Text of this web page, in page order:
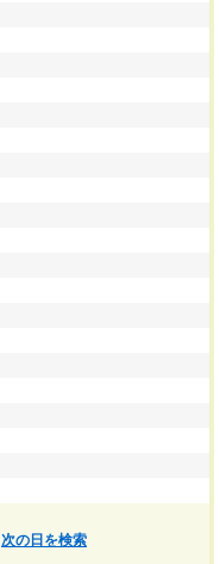
次の日を検索